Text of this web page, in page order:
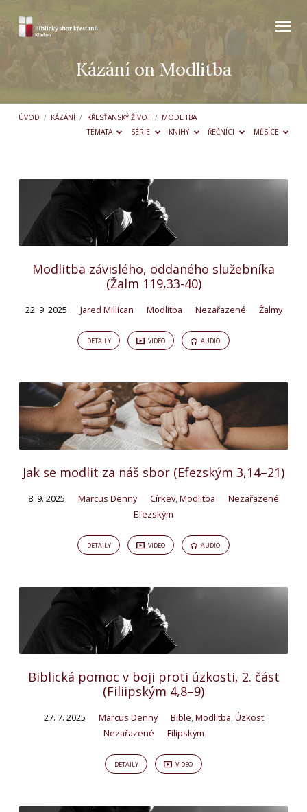
Kázání on Modlitba
ÚVOD / KÁZÁNÍ / KŘESŤANSKÝ ŽIVOT / MODLITBA
TÉMATA
SÉRIE KNIHY ŘEČNÍCI MĚSÍCE
Kázání
Modlitba
Modlitba závislého, oddaného služebníka
(Žalm 119,33-40)
22. 9. 2025 Jared Millican Modlitba Nezařazené Žalmy
DETAILY VIDEO AUDIO
Jak se modlit za náš sbor (Efezským 3,14–21)
8. 9. 2025 Marcus Denny Církev,Modlitba
Nezařazené
Efezským
DETAILY VIDEO AUDIO
Biblická pomoc v boji proti úzkosti, 2. část
(Filiipským 4,8–9)
27. 7. 2025 Marcus Denny Bible,Modlitba,Úzkost
Nezařazené
Filipským
DETAILY VIDEO